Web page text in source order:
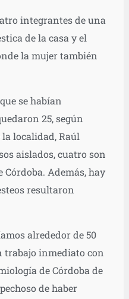
integrantes de una
de la casa y el
la mujer también
se habían
25, según
localidad, Raúl
aislados, cuatro son
Córdoba. Además, hay
resultaron
alrededor de 50
trabajo inmediato con
de Córdoba de
de haber